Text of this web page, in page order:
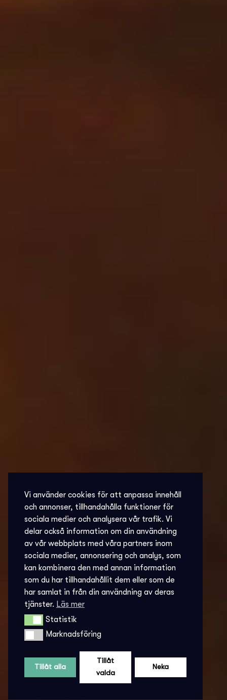
Vi använder cookies för att anpassa innehåll
och annonser, tillhandahålla funktioner för
sociala medier och analysera vår trafik. Vi
delar också information om din användning
av vår webbplats med våra partners inom
sociala medier, annonsering och analys, som
kan kombinera den med annan information
som du har tillhandahållit dem eller som de
har samlat in från din användning av deras
tjänster. Läs mer
StatistikStatistik
Marknadsföring
Marknadsföring
Tillåt alla
Tillåt
valda
Neka